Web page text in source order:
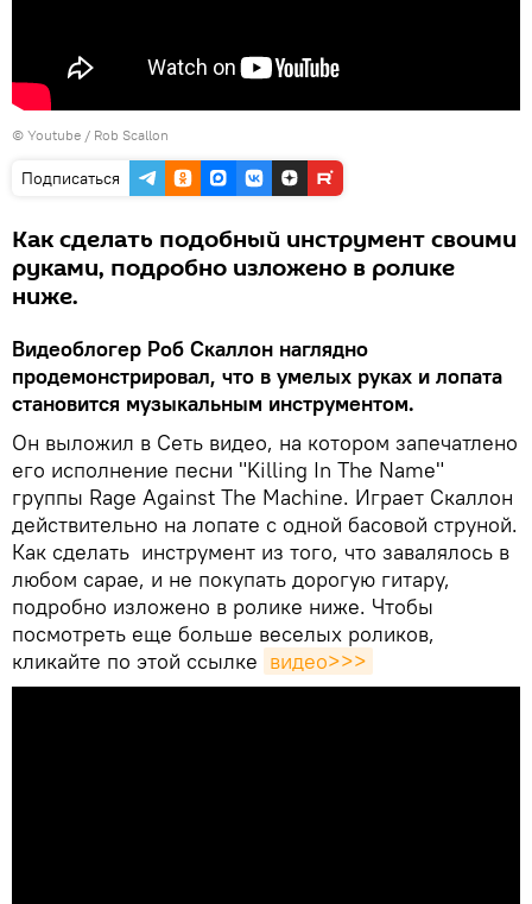
© Youtube / Rob Scallon
Подписаться
Как сделать подобный инструмент своими
руками, подробно изложено в ролике
ниже.
Видеоблогер Роб Скаллон наглядно
продемонстрировал, что в умелых руках и лопата
становится музыкальным инструментом.
Он выложил в Сеть видео, на котором запечатлено
его исполнение песни "Killing In The Name"
группы Rage Against The Machine. Играет Скаллон
действительно на лопате с одной басовой струной.
Как сделать инструмент из того, что завалялось в
любом сарае, и не покупать дорогую гитару,
подробно изложено в ролике ниже. Чтобы
посмотреть еще больше веселых роликов,
кликайте по этой ссылке видео>>>